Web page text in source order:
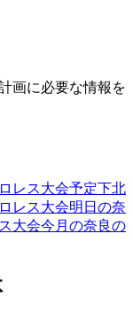
画に必要な情報を
レス大会予定下北
レス大会明日の奈
大会今月の奈良の